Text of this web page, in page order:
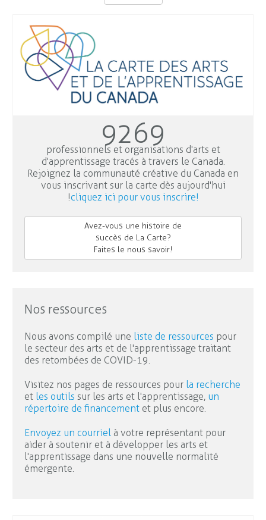
9269
professionnels et organisations d'arts et
d'apprentissage tracés à travers le Canada.
Rejoignez la communauté créative du Canada en
vous inscrivant sur la carte dès aujourd'hui
!cliquez ici pour vous inscrire!
Avez-vous une histoire de
succès de La Carte?
Faites le nous savoir!
Nos ressources
Nous avons compilé une liste de ressources pour
le secteur des arts et de l'apprentissage traitant
des retombées de COVID-19.
Visitez nos pages de ressources pour la recherche
et les outils sur les arts et l'apprentissage, un
répertoire de financement et plus encore.
Envoyez un courriel à votre représentant pour
aider à soutenir et à développer les arts et
l'apprentissage dans une nouvelle normalité
émergente.